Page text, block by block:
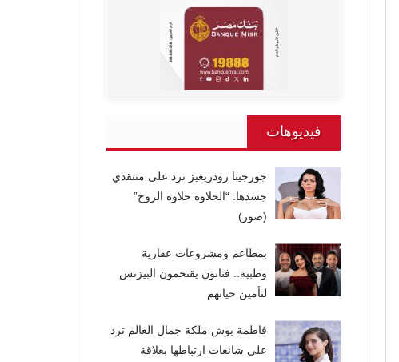
فيديوهات
جورجينا رودريغيز ترد على منتقدي
جسدها: “الحلاوة حلاوة الروح”
(صور)
بمطاعم ومشروعات عقارية
وطبية.. فنانون يقتحمون البيزنس
لتأمين حياتهم
فاطمة بوش ملكة جمال العالم ترد
على شائعات ارتباطها بعلاقة